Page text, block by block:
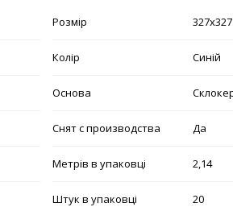
Розмір 327х327
Колір Синій
Основа
Снят с производства Да
Метрів в упаковці 2,14
Штук в упаковці 20